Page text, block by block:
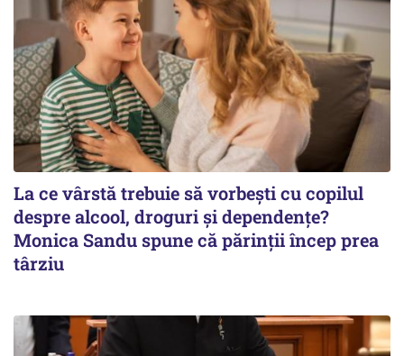
La ce vârstă trebuie să vorbești cu copilul
despre alcool, droguri și dependențe?
Monica Sandu spune că părinții încep prea
târziu